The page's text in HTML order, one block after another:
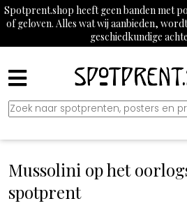
Spotprent.shop heeft geen banden met
of geloven. Alles wat wij aanbieden,
geschiedkundige
Mussolini op het
spotprent